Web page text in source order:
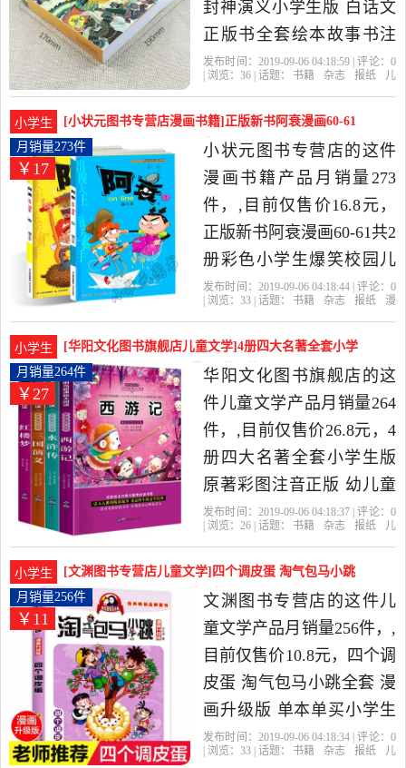
货。
封神演义小学生版 白话文
正版书全套绘本故事书注
音版 封神榜书籍儿童版 漫
书必读带拼音哪吒之魔童
降世是2019年宏聿教育图
书专营店精选书籍,杂志,报
纸当中性价比很高的儿童
文学，由广东 广州发货。
发布时间：2019-09-06 04:18:59 | 评论： 0
| 浏览： 36 | 话题： 书籍 杂志 报纸
儿
小学生
[小状元图书专营店漫画书籍]正版新书阿衰漫画60-61
共2册彩色月销量273件仅售16.8元
￥17
月销量273件
小状元图书专营店的这件
漫画书籍产品月销量273
件，,目前仅售价16.8元，
正版新书阿衰漫画60-61共2
册彩色小学生爆笑校园儿
童7-9-12岁男孩漫画书少儿
全套畅销连载漫画豌豆同
类书籍是2019年小状元图
书专营店精选书籍,杂志,报
纸当中性价比很高的漫画
书籍，由湖南 长沙发货。
发布时间：2019-09-06 04:18:44 | 评论： 0
| 浏览： 33 | 话题： 书籍 杂志 报纸
漫
小学生
[华阳文化图书旗舰店儿童文学]4册四大名著全套小学
生版原著彩图注音月销量264件仅售26.8元
￥27
月销量264件
华阳文化图书旗舰店的这
件儿童文学产品月销量264
件，,目前仅售价26.8元，4
册四大名著全套小学生版
原著彩图注音正版 幼儿童
绘本漫画带拼音中国4大名
西游记故事书注拼音6-12周
岁是2019年华阳文化图书
旗舰店精选书籍,杂志,报纸
当中性价比很高的儿童文
学，由湖北 武汉发货。
发布时间：2019-09-06 04:18:37 | 评论： 0
| 浏览： 26 | 话题： 书籍 杂志 报纸
儿
小学生
[文渊图书专营店儿童文学]四个调皮蛋 淘气包马小跳
全套 漫画升月销量256件仅售10.8元
￥11
月销量256件
文渊图书专营店的这件儿
童文学产品月销量256件，,
目前仅售价10.8元，四个调
皮蛋 淘气包马小跳全套 漫
画升级版 单本单买小学生
漫画版最新版第二季杨红
发布时间：2019-09-06 04:18:34 | 评论： 0
| 浏览： 33 | 话题： 书籍 杂志 报纸
儿